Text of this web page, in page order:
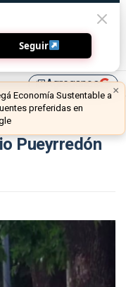
library_addAgreganos ×
Economía Sustentable a
preferidas en
Pueyrredón
Seguir